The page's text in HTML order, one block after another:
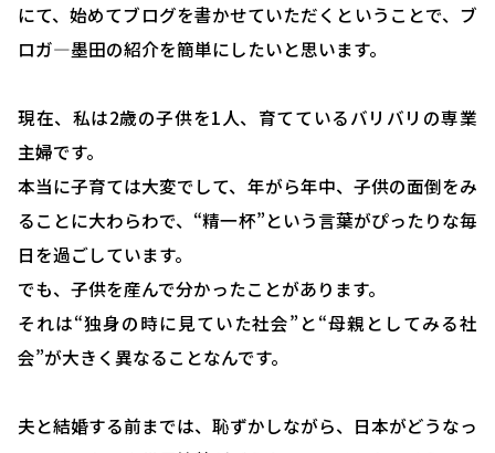
にて、始めてブログを書かせていただくということで、ブ
ロガ―墨田の紹介を簡単にしたいと思います。
現在、私は2歳の子供を1人、育てているバリバリの専業
主婦です。
本当に子育ては大変でして、年がら年中、子供の面倒をみ
ることに大わらわで、“精一杯”という言葉がぴったりな毎
日を過ごしています。
でも、子供を産んで分かったことがあります。
それは“独身の時に見ていた社会”と“母親としてみる社
会”が大きく異なることなんです。
夫と結婚する前までは、恥ずかしながら、日本がどうなっ